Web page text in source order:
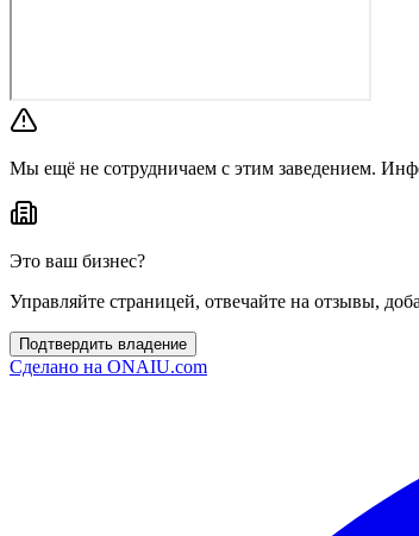
Мы ещё не сотрудничаем с этим заведением.
Это ваш бизнес?
Управляйте страницей, отвечайте на отзывы,
Подтвердить владение
Сделано на ONAIU.com